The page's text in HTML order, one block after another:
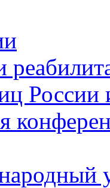
России